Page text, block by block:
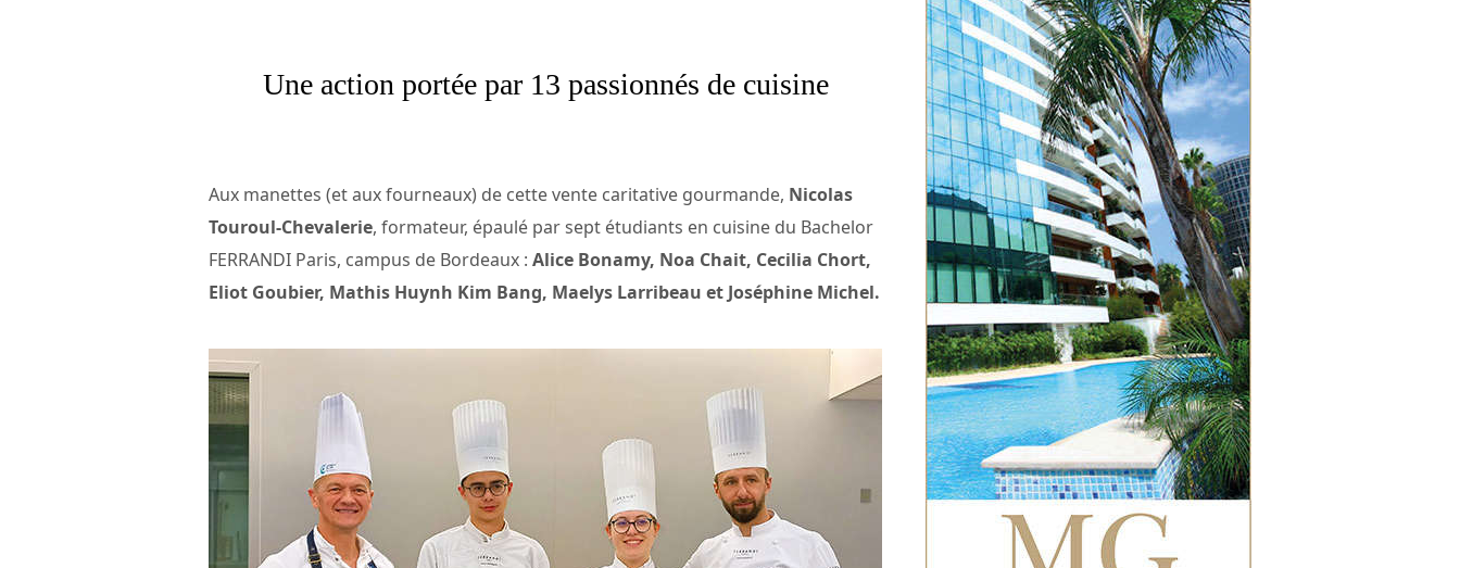
Une action portée par 13 passionnés de cuisine
Aux manettes (et aux fourneaux) de cette vente caritative gourmande, Nicolas
Touroul-Chevalerie, formateur, épaulé par sept étudiants en cuisine du Bachelor
FERRANDI Paris, campus de Bordeaux : Alice Bonamy, Noa Chait, Cecilia Chort,
Eliot Goubier, Mathis Huynh Kim Bang, Maelys Larribeau et Joséphine Michel.